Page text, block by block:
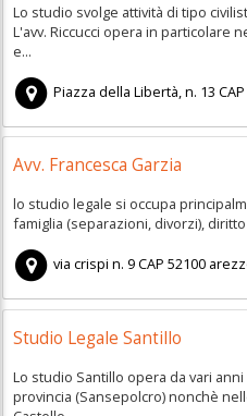
Lo studio svolge attività di tipo
L'avv. Riccucci opera in particolare
e...
Piazza della Libertà, n. 13
Avv. Francesca Garzia
lo studio legale si occupa
famiglia (separazioni, divorzi),
via crispi n. 9CAP52100
Studio Legale Santillo
Lo studio Santillo opera da vari
provincia (Sansepolcro) nonchè